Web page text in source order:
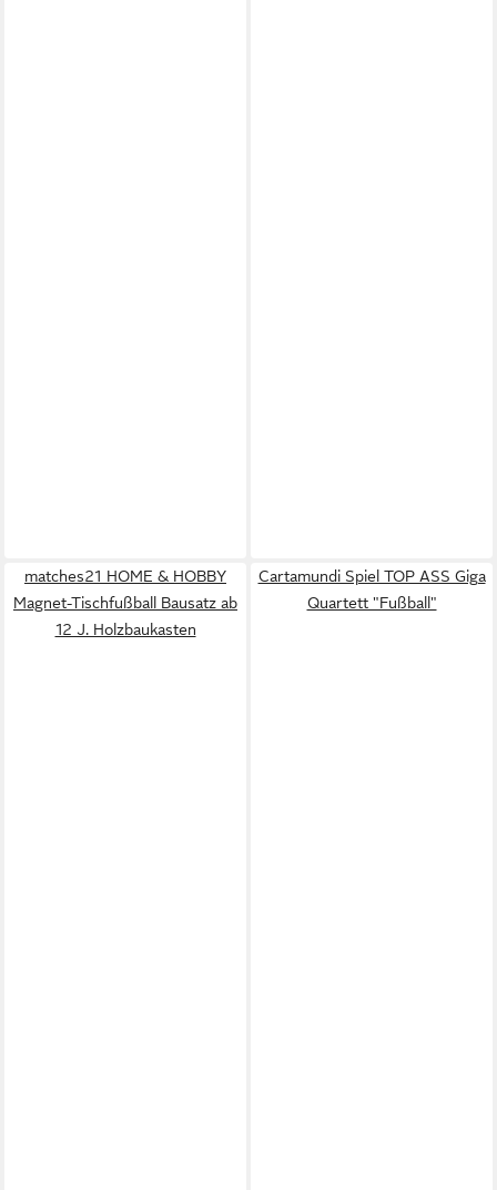
matches21 HOME & HOBBY
Magnet-Tischfußball Bausatz ab
12 J. Holzbaukasten
Cartamundi Spiel TOP ASS Giga
Quartett "Fußball"